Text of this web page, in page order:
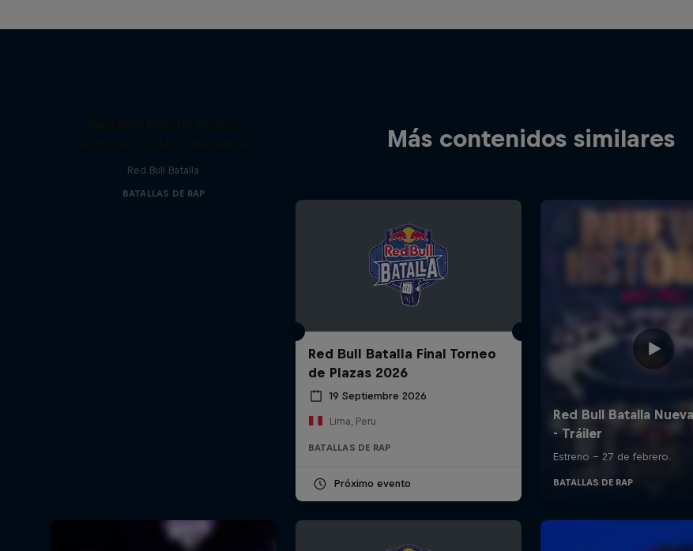
Más contenidos similares
Red Bull Batalla
BATALLAS DE RAP
Red Bull Batalla Final Torneo
de Plazas 2026
19 Septiembre 2026
Lima, Peru
BATALLAS DE RAP
Próximo evento